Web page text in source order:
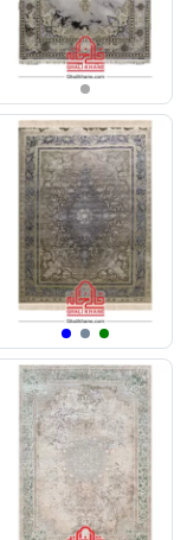
تماس
با
قالیخانه
درباره
قالیخانه
پرسش
های
متداول
رویه‌های
بازگرداندن